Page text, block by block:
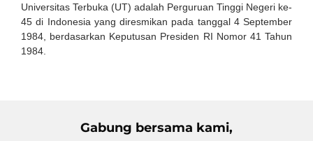
Universitas Terbuka (UT) adalah Perguruan Tinggi Negeri ke-
45 di Indonesia yang diresmikan pada tanggal 4 September
1984, berdasarkan Keputusan Presiden RI Nomor 41 Tahun
1984.
Gabung bersama kami,